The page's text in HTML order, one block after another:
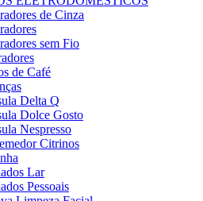
de Cinza
sem Fio
de Café
Delta Q
Dolce Gosto
Nespresso
Citrinos
Lar
Pessoais